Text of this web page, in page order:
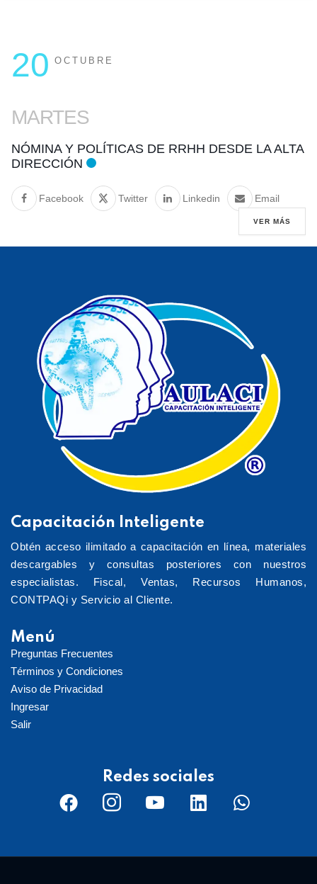
20 OCTUBRE
MARTES
NÓMINA Y POLÍTICAS DE RRHH DESDE LA ALTA
DIRECCIÓN
Facebook Twitter Linkedin Email
VER MÁS
Capacitación Inteligente
Obtén acceso ilimitado a capacitación en línea, materiales
descargables y consultas posteriores con nuestros
especialistas. Fiscal, Ventas, Recursos Humanos,
CONTPAQi y Servicio al Cliente.
Menú
Preguntas Frecuentes
Términos y Condiciones
Aviso de Privacidad
Ingresar
Salir
Redes sociales